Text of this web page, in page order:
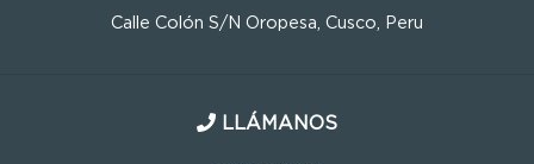
Calle Colón S/N Oropesa, Cusco, Peru
LLÁMANOS